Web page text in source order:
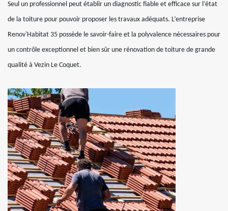
Seul un professionnel peut établir un diagnostic fiable et efficace sur l’état
de la toiture pour pouvoir proposer les travaux adéquats. L’entreprise
Renov'Habitat 35 possède le savoir-faire et la polyvalence nécessaires pour
un contrôle exceptionnel et bien sûr une rénovation de toiture de grande
qualité à Vezin Le Coquet.